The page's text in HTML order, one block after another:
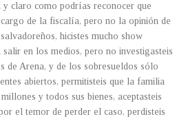
y claro como podrías reconocer que
de la fiscalía, pero no la opinión de
hicistes mucho show
en los medios, pero no investigasteis
de Arena, y de los sobresueldos sólo
abiertos, permitisteis que la familia
y todos sus bienes, aceptasteis
el temor de perder el caso, perdisteis